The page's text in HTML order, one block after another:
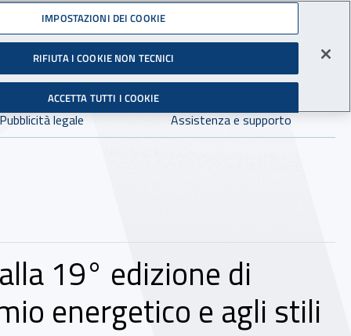
Infortuni sul Lavoro
Facebook - Sito esterno - Apertura in nuova finestra
X - Sito esterno - Apertura in nuova finestra
Instagram - Sito esterno - Apertura in
Linkedin - Sito esterno -
Youtube - Sito esterno -
Tiktok - SitoSpreaker -
Dove cercare:
in:tutto INAIL.it
Pubblicità legale Assistenza e supporto
19° edizione di
energetico e agli stili
IMPOSTAZIONI DEI COOKIE
RIFIUTA I COOKIE NON TECNICI
ACCETTA TUTTI I COOKIE